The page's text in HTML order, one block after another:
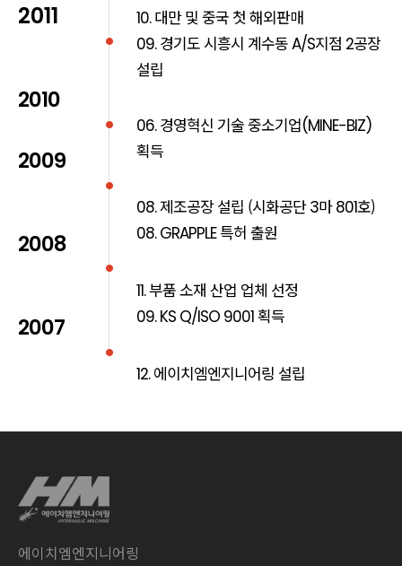
2011
2010
2009
2008
2007
10.대만 및 중국 첫 해외판매
09.경기도 시흥시 계수동A/S지점 2공장
설립
06.경영혁신 기술 중소기업(MINE-BIZ)
획득
08.제조공장 설립 (시화공단3마801호)
08.GRAPPLE특허 출원
11.부품 소재 산업 업체 선정
09. KS Q/ISO 9001획득
12.에이치엠엔지니어링 설립
에이치엠엔지니어링